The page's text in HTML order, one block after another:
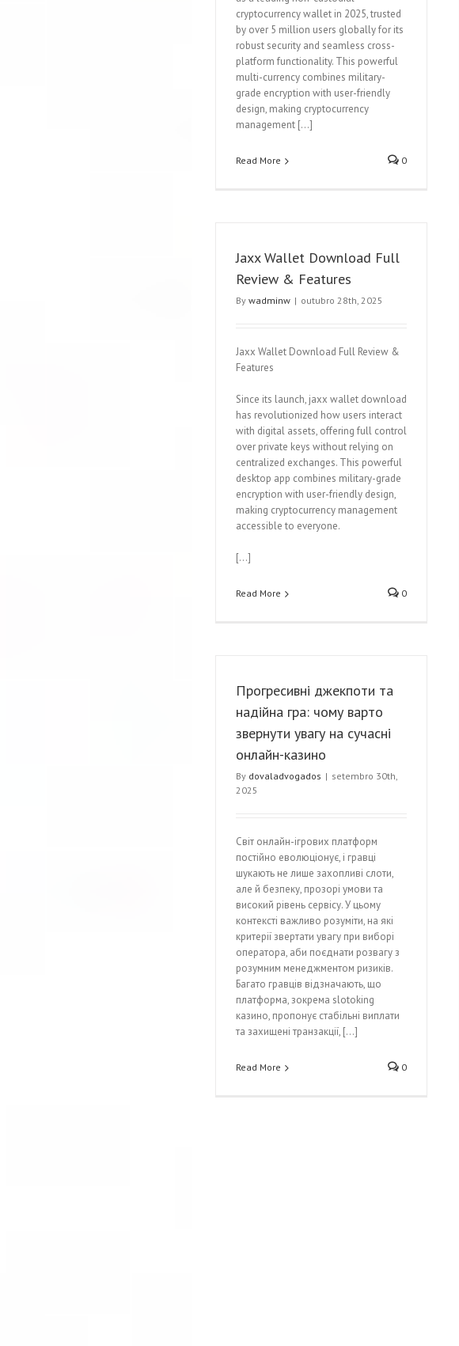
cryptocurrency wallet in 2025, trusted
by over 5 million users globally for its
robust security and seamless cross-
platform functionality. This powerful
multi-currency combines military-
grade encryption with user-friendly
design, making cryptocurrency
management […]
Read More 0
Jaxx Wallet Download Full
Review & Features
By wadminw | outubro 28th, 2025
Jaxx Wallet Download Full Review &
Features
Since its launch, jaxx wallet download
has revolutionized how users interact
with digital assets, offering full control
over private keys without relying on
centralized exchanges. This powerful
desktop app combines military-grade
encryption with user-friendly design,
making cryptocurrency management
accessible to everyone.
[…]
Read More 0
Прогресивні джекпоти та
надійна гра: чому варто
звернути увагу на сучасні
онлайн-казино
By dovaladvogados | setembro 30th,
2025
Світ онлайн-ігрових платформ
постійно еволюціонує, і гравці
шукають не лише захопливі слоти,
але й безпеку, прозорі умови та
високий рівень сервісу. У цьому
контексті важливо розуміти, на які
критерії звертати увагу при виборі
оператора, аби поєднати розвагу з
розумним менеджментом ризиків.
Багато гравців відзначають, що
платформа, зокрема slotoking
казино, пропонує стабільні виплати
та захищені транзакції, […]
Read More 0